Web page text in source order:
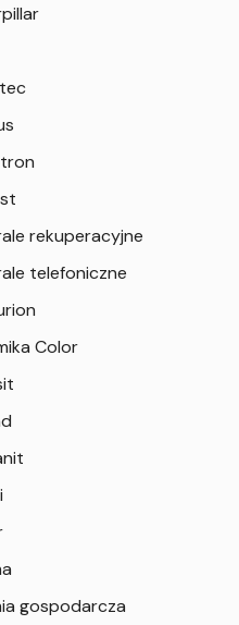
rekuperacyjne
telefoniczne
Color
gospodarcza